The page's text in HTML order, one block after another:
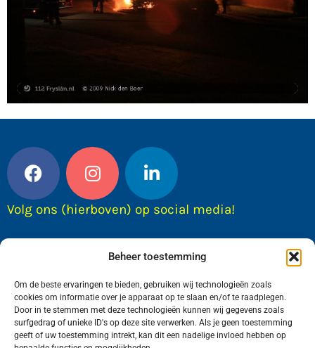
Beheer toestemming
Om de beste ervaringen te bieden, gebruiken wij technologieën zoals
cookies om informatie over je apparaat op te slaan en/of te raadplegen.
Door in te stemmen met deze technologieën kunnen wij gegevens zoals
surfgedrag of unieke ID's op deze site verwerken. Als je geen toestemming
geeft of uw toestemming intrekt, kan dit een nadelige invloed hebben op
Volg ons (hierboven) op social media!